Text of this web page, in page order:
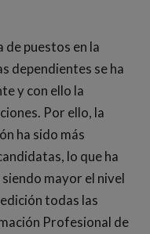
de puestos en la
dependientes se ha
y con ello la
Por ello, la
ha sido más
lo que ha
mayor el nivel
todas las
Profesional de